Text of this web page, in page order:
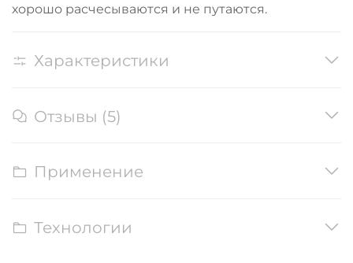
хорошо расчесываются и не путаются.
Характеристики
Отзывы (5)
Применение
Технологии